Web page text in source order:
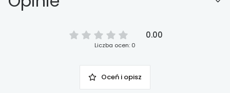
0.00
Liczba ocen: 0
Oceń i opisz